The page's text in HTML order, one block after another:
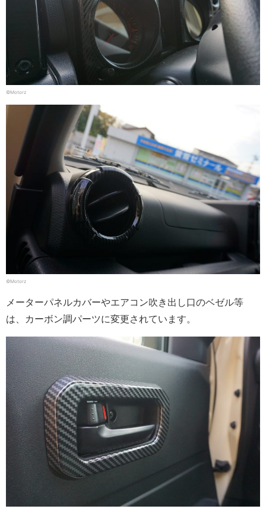
©Motorz
©Motorz
メーターパネルカバーやエアコン吹き出し口のベゼル等
は、カーボン調パーツに変更されています。